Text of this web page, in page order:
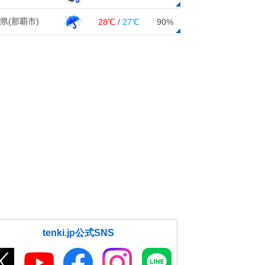
(那覇市) 28℃ / 27℃ 90%
tenki.jp公式SNS